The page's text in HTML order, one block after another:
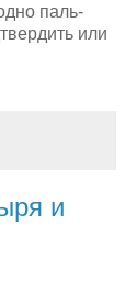
паль­
или
и